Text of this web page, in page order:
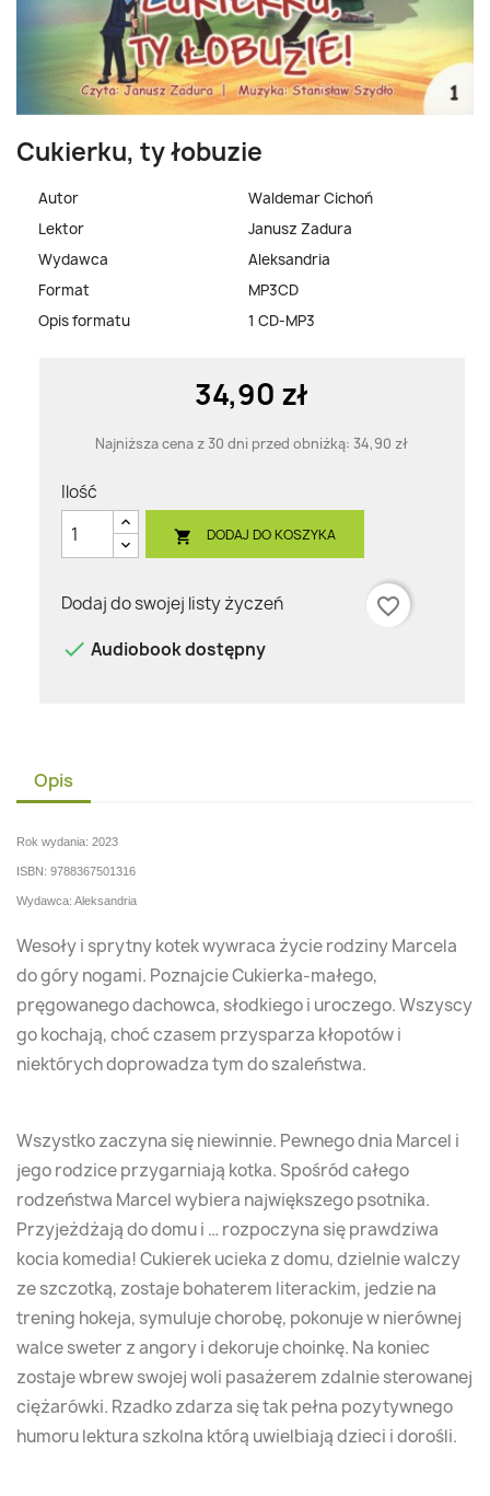
Cukierku, ty łobuzie
Autor
Waldemar Cichoń
Lektor
Janusz Zadura
Wydawca
Aleksandria
Format
MP3CD
Opis formatu
1 CD-MP3
34,90 zł
Najniższa cena z 30 dni przed obniżką: 34,90 zł
Ilość
 DODAJ DO KOSZYKA
Dodaj do swojej listy życzeń
favorite_border
 Audiobook dostępny
Opis
Rok wydania: 2023
ISBN: 9788367501316
Wydawca: Aleksandria
Wesoły i sprytny kotek wywraca życie rodziny Marcela
do góry nogami. Poznajcie Cukierka-małego,
pręgowanego dachowca, słodkiego i uroczego. Wszyscy
go kochają, choć czasem przysparza kłopotów i
niektórych doprowadza tym do szaleństwa.
Wszystko zaczyna się niewinnie. Pewnego dnia Marcel i
jego rodzice przygarniają kotka. Spośród całego
rodzeństwa Marcel wybiera największego psotnika.
Przyjeżdżają do domu i … rozpoczyna się prawdziwa
kocia komedia! Cukierek ucieka z domu, dzielnie walczy
ze szczotką, zostaje bohaterem literackim, jedzie na
trening hokeja, symuluje chorobę, pokonuje w nierównej
walce sweter z angory i dekoruje choinkę. Na koniec
zostaje wbrew swojej woli pasażerem zdalnie sterowanej
ciężarówki. Rzadko zdarza się tak pełna pozytywnego
humoru lektura szkolna którą uwielbiają dzieci i dorośli.